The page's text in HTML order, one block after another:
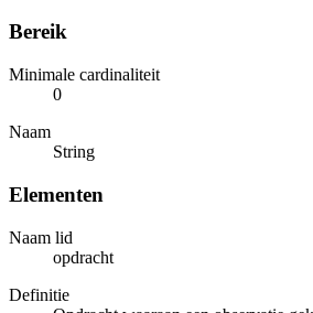
Bereik
Minimale cardinaliteit
0
Naam
String
Elementen
Naam lid
opdracht
Definitie